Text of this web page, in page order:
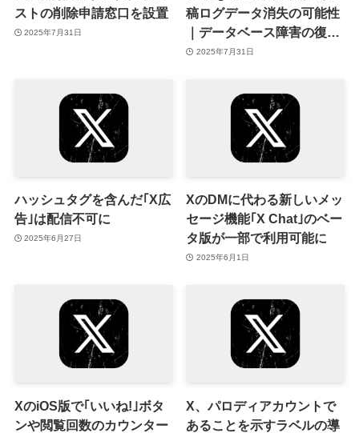
ストの削除申請窓口を設置
2025年7月31日
稿ログデータ消失の可能性
｜データベース障害の復旧
ミス
2025年7月31日
ハッシュタグを含んだ｢X広
告｣は配信不可に
2025年6月27日
XのDMに代わる新しいメッ
セージ機能｢X Chat｣のベー
タ版が一部で利用可能に
2025年6月1日
XのiOS版で｢いいね!｣ボタ
ンや閲覧回数のカウンター
X、パロディアカウントで
あることを示すラベルの導